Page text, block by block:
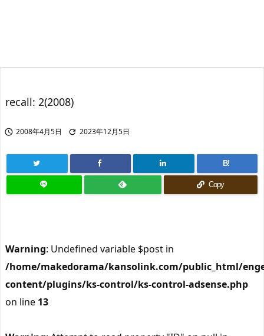
recall: 2(2008)
 2008年4月5日  2023年12月5日
B!
Copy
Warning: Undefined variable $post in
/home/makedorama/kansolink.com/public_html/
content/plugins/ks-control/ks-control-adsense.php
on line 13